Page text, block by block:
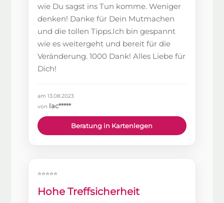
wie Du sagst ins Tun komme. Weniger
denken! Danke für Dein Mutmachen
und die tollen Tipps.Ich bin gespannt
wie es weitergeht und bereit für die
Veränderung. 1000 Dank! Alles Liebe für
Dich!
am 13.08.2023
von lac*****
Beratung in Kartenlegen
⭐⭐⭐⭐⭐
Hohe Treffsicherheit